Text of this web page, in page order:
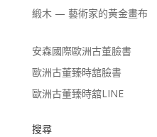
緞木 — 藝術家的黃金畫布
安森國際歐洲古董臉書
歐洲古董臻時舘臉書
歐洲古董臻時舘LINE
搜尋